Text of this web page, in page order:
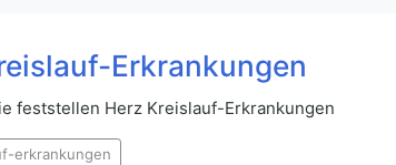
Erkrankungen
feststellen Herz Kreislauf-Erkrankungen
erkrankungen